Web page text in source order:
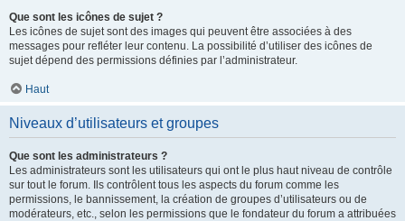
Que sont les icônes de sujet ?
Les icônes de sujet sont des images qui peuvent être associées à des
messages pour refléter leur contenu. La possibilité d’utiliser des icônes de
sujet dépend des permissions définies par l’administrateur.
Haut
Niveaux d’utilisateurs et groupes
Que sont les administrateurs ?
Les administrateurs sont les utilisateurs qui ont le plus haut niveau de contrôle
sur tout le forum. Ils contrôlent tous les aspects du forum comme les
permissions, le bannissement, la création de groupes d’utilisateurs ou de
modérateurs, etc., selon les permissions que le fondateur du forum a attribuées